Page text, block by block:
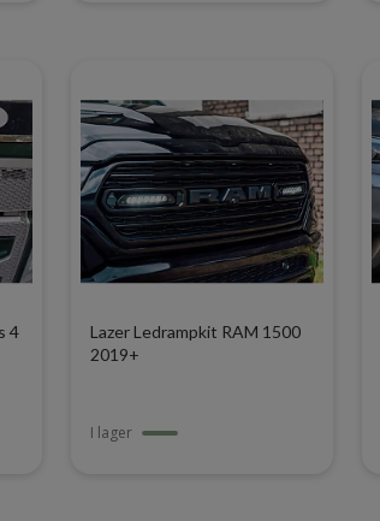
4
Lazer Ledrampkit RAM 1500
2019+
I lager